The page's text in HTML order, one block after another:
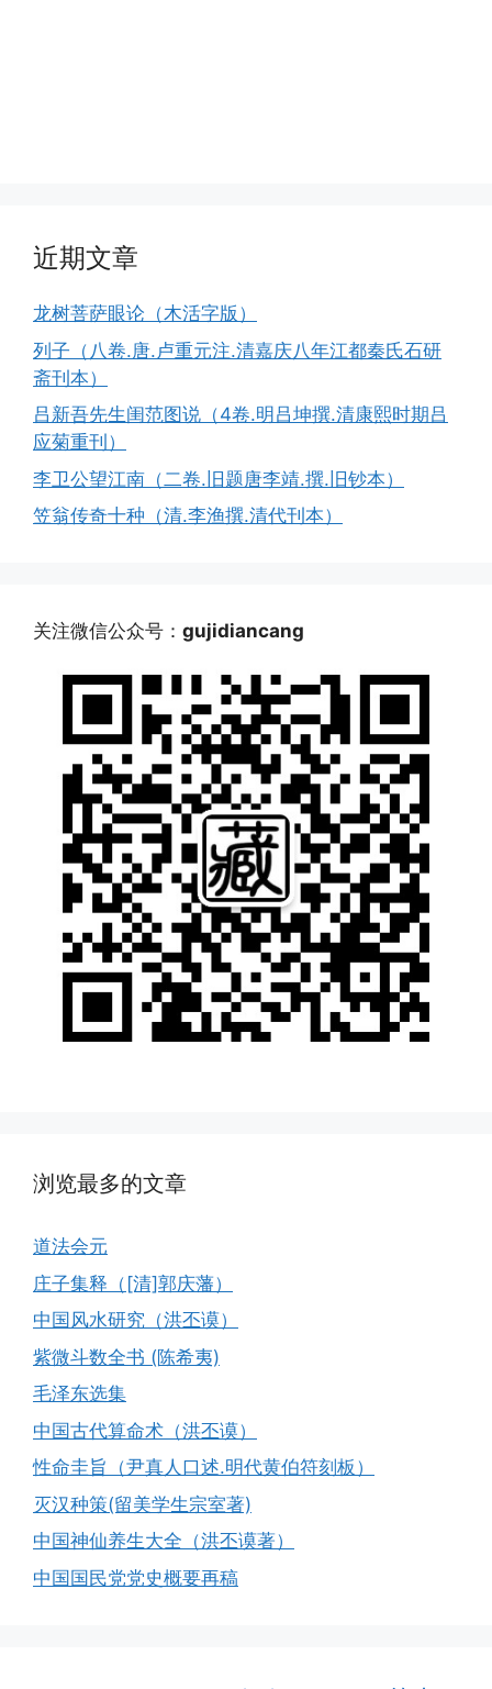
近期文章
龙树菩萨眼论（木活字版）
列子（八卷.唐.卢重元注.清嘉庆八年江都秦氏石研
斋刊本）
吕新吾先生闺范图说（4卷.明吕坤撰.清康熙时期吕
应菊重刊）
李卫公望江南（二卷.旧题唐李靖.撰.旧钞本）
笠翁传奇十种（清.李渔撰.清代刊本）
关注微信公众号： gujidiancang
浏览最多的文章
道法会元
庄子集释（[清]郭庆藩）
中国风水研究（洪丕谟）
紫微斗数全书 (陈希夷)
毛泽东选集
中国古代算命术（洪丕谟）
性命圭旨（尹真人口述.明代黄伯符刻板）
灭汉种策(留美学生宗室著)
中国神仙养生大全（洪丕谟著）
中国国民党党史概要再稿